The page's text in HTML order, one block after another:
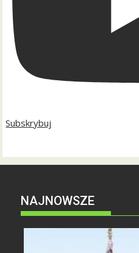
Subskrybuj
NAJNOWSZE